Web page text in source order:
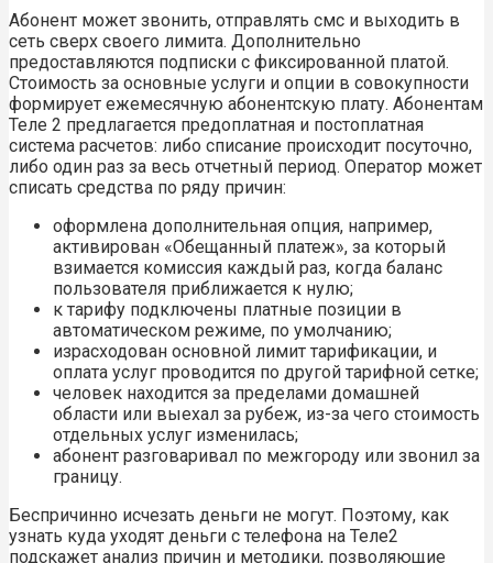
Абонент может звонить, отправлять смс и выходить в
сеть сверх своего лимита. Дополнительно
предоставляются подписки с фиксированной платой.
Стоимость за основные услуги и опции в совокупности
формирует ежемесячную абонентскую плату. Абонентам
Теле 2 предлагается предоплатная и постоплатная
система расчетов: либо списание происходит посуточно,
либо один раз за весь отчетный период. Оператор может
списать средства по ряду причин:
оформлена дополнительная опция, например,
активирован «Обещанный платеж», за который
взимается комиссия каждый раз, когда баланс
пользователя приближается к нулю;
к тарифу подключены платные позиции в
автоматическом режиме, по умолчанию;
израсходован основной лимит тарификации, и
оплата услуг проводится по другой тарифной сетке;
человек находится за пределами домашней
области или выехал за рубеж, из-за чего стоимость
отдельных услуг изменилась;
абонент разговаривал по межгороду или звонил за
границу.
Беспричинно исчезать деньги не могут. Поэтому, как
узнать куда уходят деньги с телефона на Теле2
подскажет анализ причин и методики, позволяющие